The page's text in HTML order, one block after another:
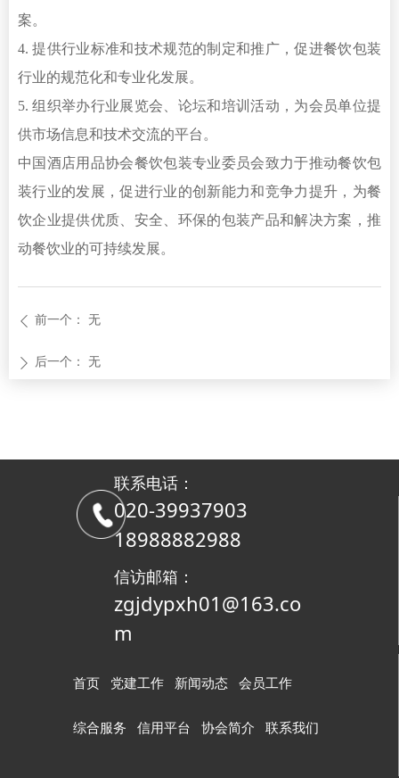
案。
4. 提供行业标准和技术规范的制定和推广，促进餐饮包装
行业的规范化和专业化发展。
5. 组织举办行业展览会、论坛和培训活动，为会员单位提
供市场信息和技术交流的平台。
中国酒店用品协会餐饮包装专业委员会致力于推动餐饮包
装行业的发展，促进行业的创新能力和竞争力提升，为餐
饮企业提供优质、安全、环保的包装产品和解决方案，推
动餐饮业的可持续发展。
ꄴ 前一个： 无
ꄲ 后一个： 无
联系电话：
020-39937903
18988882988
信访邮箱：
zgjdypxh01@163.co
m
首页 党建工作 新闻动态 会员工作
综合服务 信用平台 协会简介 联系我们